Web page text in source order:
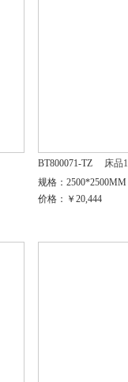
BT800071-TZ
床品
规格：2500*2500MM
价格：￥20,444